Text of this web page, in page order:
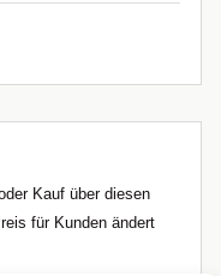
Kauf über diesen
für Kunden ändert